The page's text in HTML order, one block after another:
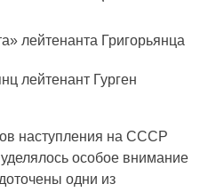
лейтенант Гурген
наступления на СССР
особое внимание
одни из